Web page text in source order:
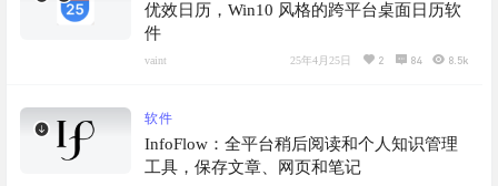
优效日历，Win10 风格的跨平台桌面日历软
件
vaint 25年4月25日 2 84 8.5k
软件
InfoFlow：全平台稍后阅读和个人知识管理
工具，保存文章、网页和笔记